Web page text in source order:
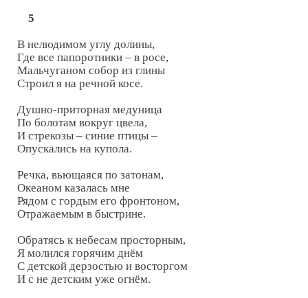
5
В нелюдимом углу долины,
Где все папоротники – в росе,
Мальчуганом собор из глины
Строил я на речной косе.
Душно-приторная медуница
По болотам вокруг цвела,
И стрекозы – синие птицы –
Опускались на купола.
Речка, вьющаяся по затонам,
Океаном казалась мне
Рядом с гордым его фронтоном,
Отражаемым в быстрине.
Обратясь к небесам просторным,
Я молился горячим днём
С детской дерзостью и восторгом
И с не детским уже огнём.